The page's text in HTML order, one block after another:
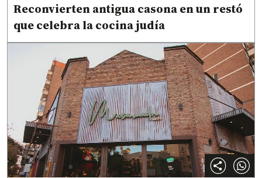
Reconvierten antigua casona en un restó
que celebra la cocina judía